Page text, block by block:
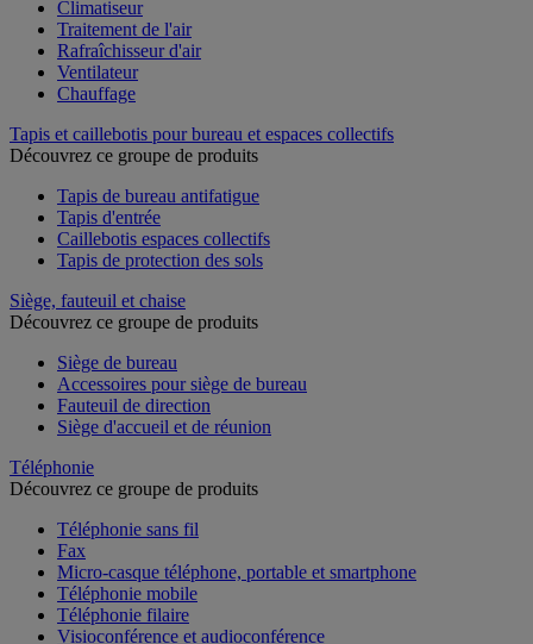
Climatiseur
Traitement de l'air
Rafraîchisseur d'air
Ventilateur
Chauffage
Tapis et caillebotis pour bureau et espaces collectifs
Découvrez ce groupe de produits
Tapis de bureau antifatigue
Tapis d'entrée
Caillebotis espaces collectifs
Tapis de protection des sols
Siège, fauteuil et chaise
Découvrez ce groupe de produits
Siège de bureau
Accessoires pour siège de bureau
Fauteuil de direction
Siège d'accueil et de réunion
Téléphonie
Découvrez ce groupe de produits
Téléphonie sans fil
Fax
Micro-casque téléphone, portable et smartphone
Téléphonie mobile
Téléphonie filaire
Visioconférence et audioconférence